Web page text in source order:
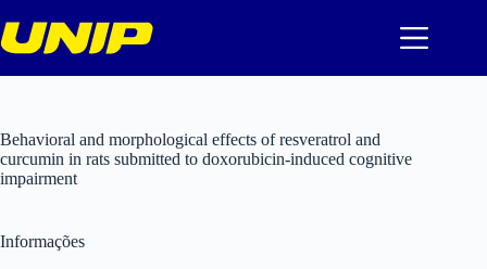
para
o
Behavioral and morphological effects of resveratrol and
curcumin in rats submitted to doxorubicin-induced cognitive
impairment
Informações